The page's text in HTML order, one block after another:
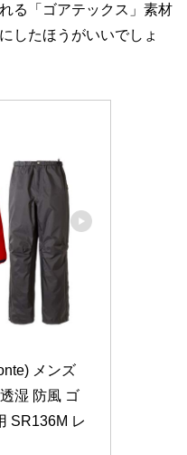
る「ゴアテックス」素材
したほうがいいでしょ
メンズ
湿 防風 ゴ
SR136M レ